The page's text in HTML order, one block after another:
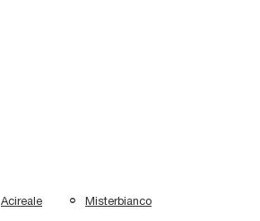
Acireale Misterbianco